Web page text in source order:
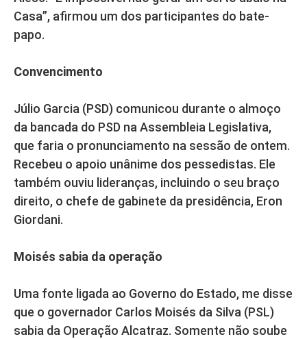
Casa”, afirmou um dos participantes do bate-
papo.
Convencimento
Júlio Garcia (PSD) comunicou durante o almoço
da bancada do PSD na Assembleia Legislativa,
que faria o pronunciamento na sessão de ontem.
Recebeu o apoio unânime dos pessedistas. Ele
também ouviu lideranças, incluindo o seu braço
direito, o chefe de gabinete da presidência, Eron
Giordani.
Moisés sabia da operação
Uma fonte ligada ao Governo do Estado, me disse
que o governador Carlos Moisés da Silva (PSL)
sabia da Operação Alcatraz. Somente não soube